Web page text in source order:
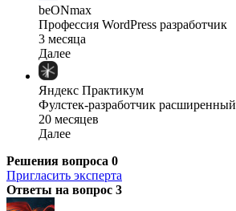
beONmax
Профессия WordPress разработчик
3 месяца
Далее
Яндекс Практикум
Фулстек-разработчик расширенный
20 месяцев
Далее
Решения вопроса 0
Пригласить эксперта
Ответы на вопрос 3